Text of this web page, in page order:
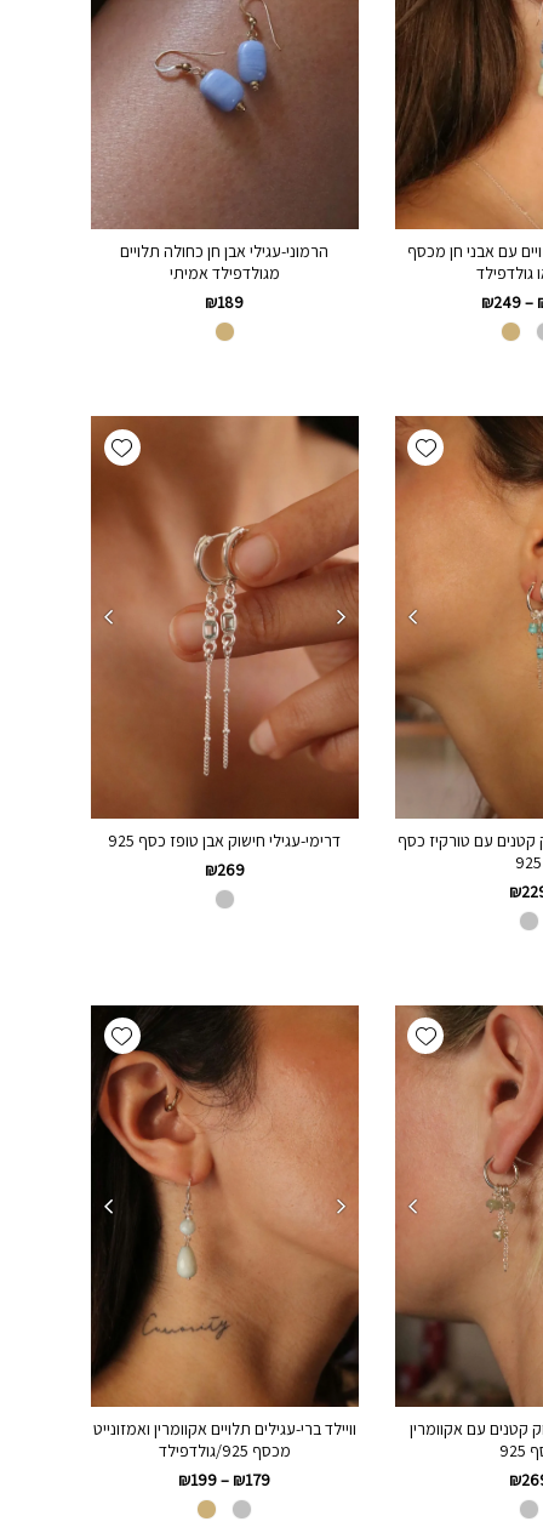
עם אבני חן מכסף
–
₪249
הרמוני-עגילי אבן חן כחולה תלויים
מגולדפילד אמיתי
₪189
Add wishlist
קטנים עם טורקיז כסף
925
₪
Add wishlist
דרימי-עגילי חישוק אבן טופז כסף 925
₪269
Add wishlist
קטנים עם אקוומרין
₪
Add wishlist
וויילד ברי-עגילים תלויים אקוומרין ואמזונייט
מכסף 925/גולדפילד
₪179
–
₪199